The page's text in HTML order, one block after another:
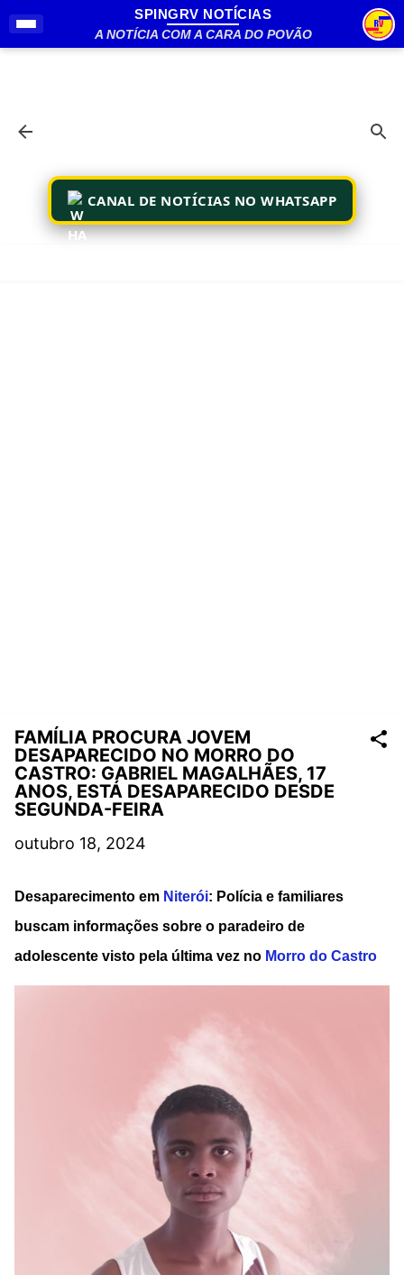
Pular para o conteúdo principal
SPINGRV NOTÍCIAS
A NOTÍCIA COM A CARA DO POVÃO
CANAL DE NOTÍCIAS NO WHATSAPP
FAMÍLIA PROCURA JOVEM
DESAPARECIDO NO MORRO DO
CASTRO: GABRIEL MAGALHÃES, 17
ANOS, ESTÁ DESAPARECIDO DESDE
SEGUNDA-FEIRA
outubro 18, 2024
Desaparecimento em Niterói: Polícia e familiares
buscam informações sobre o paradeiro de
adolescente visto pela última vez no Morro do Castro